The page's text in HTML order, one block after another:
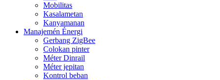
Mobilitas
Kasalametan
Kanyamanan
Manajemén Énergi
Gerbang ZigBee
Colokan pinter
Méter Dinrail
Méter jepitan
Kontrol beban